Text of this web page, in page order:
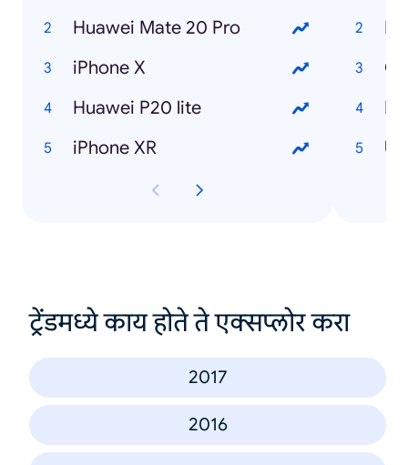
Huawei Mate 20 Pro
iPhone X
Huawei P20 lite
iPhone XR
ट्रेंडमध्ये काय होते ते एक्सप्लोर करा
2017
2016